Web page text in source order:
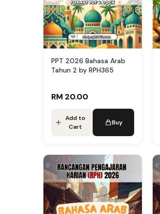
PPT 2026 Bahasa Arab
Tahun 2 by RPH365
RM 20.00
Add to
Cart
Buy